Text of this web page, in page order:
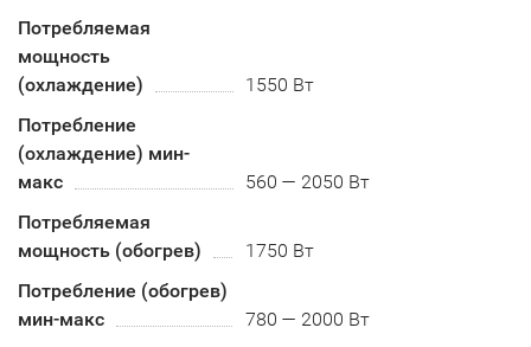
Потребляемая
мощность
(охлаждение)
1550 Вт
Потребление
(охлаждение) мин-
макс
560 — 2050 Вт
Потребляемая
мощность (обогрев)
1750 Вт
Потребление (обогрев)
мин-макс
780 — 2000 Вт